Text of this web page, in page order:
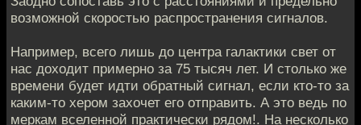
возможной скоростью распространения сигналов.
Например, всего лишь до центра галактики свет от
нас доходит примерно за 75 тысяч лет. И столько же
времени будет идти обратный сигнал, если кто-то за
каким-то хером захочет его отправить. А это ведь по
меркам вселенной практически рядом!. На несколько